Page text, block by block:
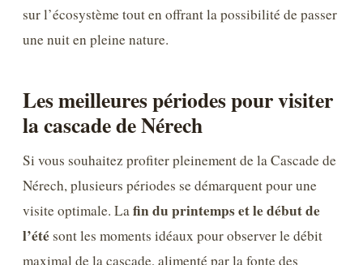
sur l’écosystème tout en offrant la possibilité de passer
une nuit en pleine nature.
Les meilleures périodes pour visiter
la cascade de Nérech
Si vous souhaitez profiter pleinement de la Cascade de
Nérech, plusieurs périodes se démarquent pour une
visite optimale. Lafin du printemps et le début de
l’été sont les moments idéaux pour observer le débit
maximal de la cascade, alimenté par la fonte des